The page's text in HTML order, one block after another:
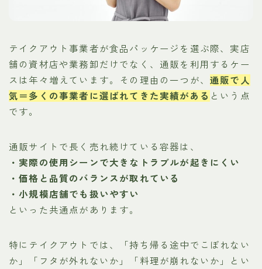
テイクアウト事業者が食品パッケージを選ぶ際、実店
舗の資材店や業務卸だけでなく、通販を利用するケー
スは年々増えています。その理由の一つが、通販で人
気＝多くの事業者に選ばれてきた実績がある という点
です。
通販サイトで長く売れ続けている容器は、
・実際の使用シーンで大きなトラブルが起きにくい
・価格と品質のバランスが取れている
・小規模店舗でも扱いやすい
といった共通点があります。
特にテイクアウトでは、「持ち帰る途中でこぼれない
か」「フタが外れないか」「料理が崩れないか」とい